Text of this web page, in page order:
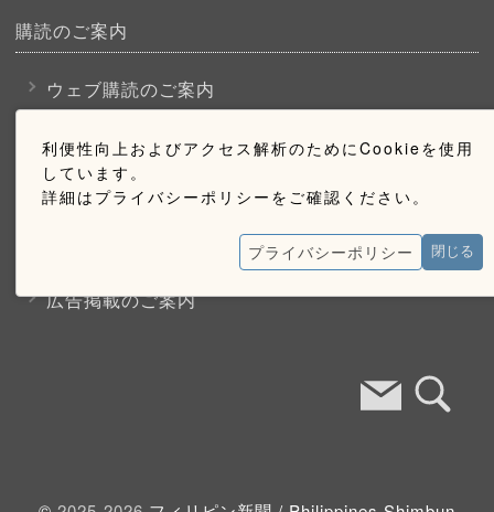
利便性向上およびアクセス解析のためにCookieを使用
しています。
詳細はプライバシーポリシーをご確認ください。
プライバシーポリシー 閉じる
購読のご案内
ウェブ購読のご案内
お問い合わせ
広告掲載のご案内